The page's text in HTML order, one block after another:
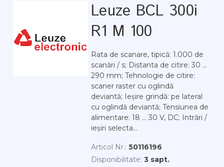
Leuze BCL 300i
R1 M 100
Rata de scanare, tipică: 1.000 de
scanări / s; Distanta de citire: 30 ...
290 mm; Tehnologie de citire:
scaner raster cu oglindă
deviantă; Ieșire grindă: pe lateral
cu oglindă deviantă; Tensiunea de
alimentare: 18 ... 30 V, DC; Intrări /
ieșiri selecta...
Articol Nr.: 50116196
Disponibilitate: 3 sapt.